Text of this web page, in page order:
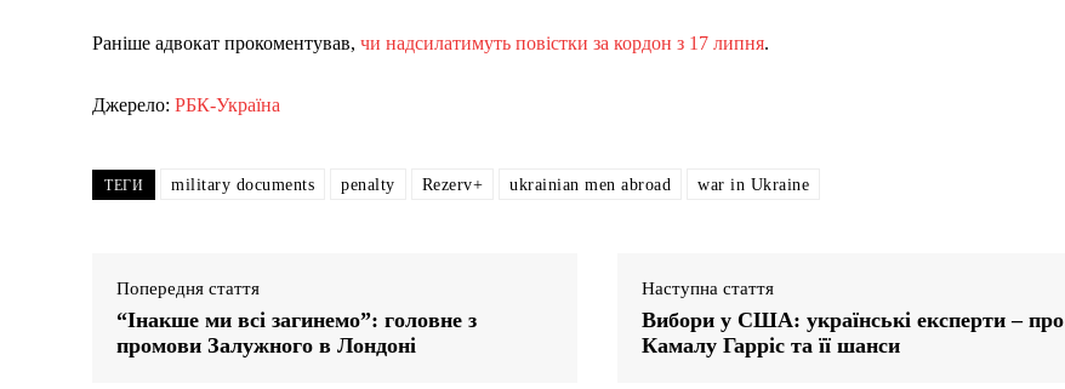
Раніше адвокат прокоментував, чи надсилатимуть повістки за кордон з 17 липня.
Джерело: РБК-Україна
ТЕГИ military documents penalty Rezerv+ ukrainian men abroad war in Ukraine
Попередня стаття
“Інакше ми всі загинемо”: головне з
промови Залужного в Лондоні
Наступна стаття
Вибори у США: українські експерти – про
Камалу Гарріс та її шанси